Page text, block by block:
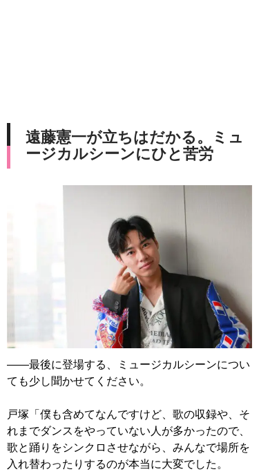
遠藤憲一が立ちはだかる。ミュ
ージカルシーンにひと苦労
――最後に登場する、ミュージカルシーンについ
ても少し聞かせてください。
戸塚「僕も含めてなんですけど、歌の収録や、そ
れまでダンスをやっていない人が多かったので、
歌と踊りをシンクロさせながら、みんなで場所を
入れ替わったりするのが本当に大変でした。